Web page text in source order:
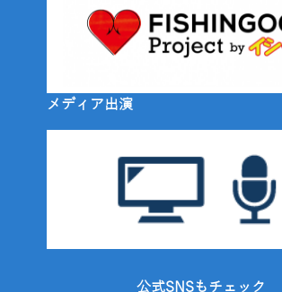
メディア出演
公式SNSもチェック